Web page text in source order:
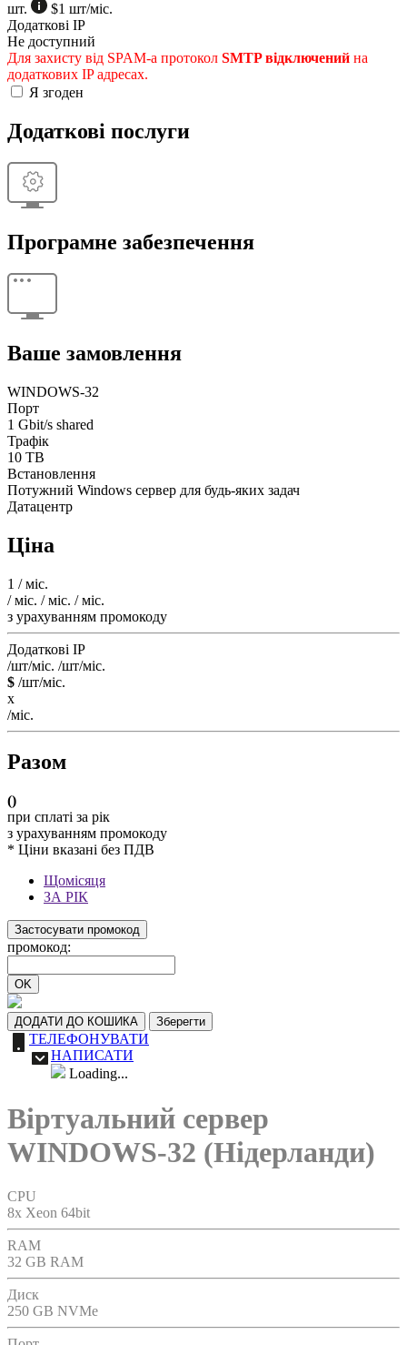
шт.
$1 шт/міс.
Додаткові IP
Не доступний
Для захисту від SPAM-а протокол SMTP відключений на
додаткових IP адресах.
Я згоден
Додаткові послуги
Програмне забезпечення
Ваше замовлення
WINDOWS-32
Порт
1 Gbit/s shared
Трафік
10 TB
Встановлення
Потужний Windows сервер для будь-яких задач
Датацентр
Ціна
1 / міс.
/ міс. / міс. / міс.
з урахуванням промокоду
Додаткові IP
/шт/міс. /шт/міс.
$ /шт/міс.
x
/міс.
Разом
()
при сплаті за рік
з урахуванням промокоду
* Ціни вказані без ПДВ
Щомісяця
ЗА РІК
Застосувати промокод
промокод:
OK
ДОДАТИ ДО КОШИКА Зберегти
ТЕЛЕФОНУВАТИ
НАПИСАТИ
Loading...
Віртуальний сервер
WINDOWS-32 (Нідерланди)
CPU
8x Xeon 64bit
RAM
32 GB RAM
Диск
250 GB NVMe